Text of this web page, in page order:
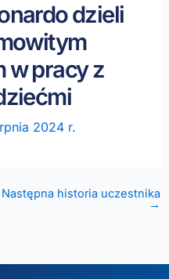
dzieli
w pracy z
2024 r.
Następna historia uczestnika
→